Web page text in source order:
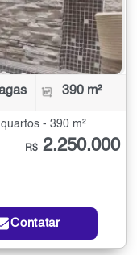
390 m²
- 390 m²
R$ 2.250.000
Contatar